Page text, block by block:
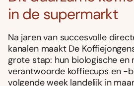
in de supermarkt
Na jaren van succesvolle
kanalen maakt De
grote stap: hun biologische en
verantwoorde koffiecups en -
volgende week landelijk in